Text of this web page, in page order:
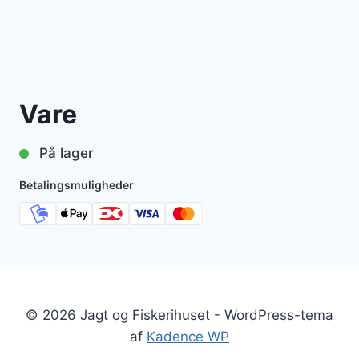
Vare
På lager
Betalingsmuligheder
© 2026 Jagt og Fiskerihuset - WordPress-tema
af Kadence WP